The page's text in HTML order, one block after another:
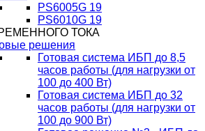
PS6005G 19
PS6010G 19
ТОКА
решения
Готовая система ИБП до 8,5
часов работы (для нагрузки от
100 до 400 Вт)
Готовая система ИБП до 32
часов работы (для нагрузки от
100 до 900 Вт)